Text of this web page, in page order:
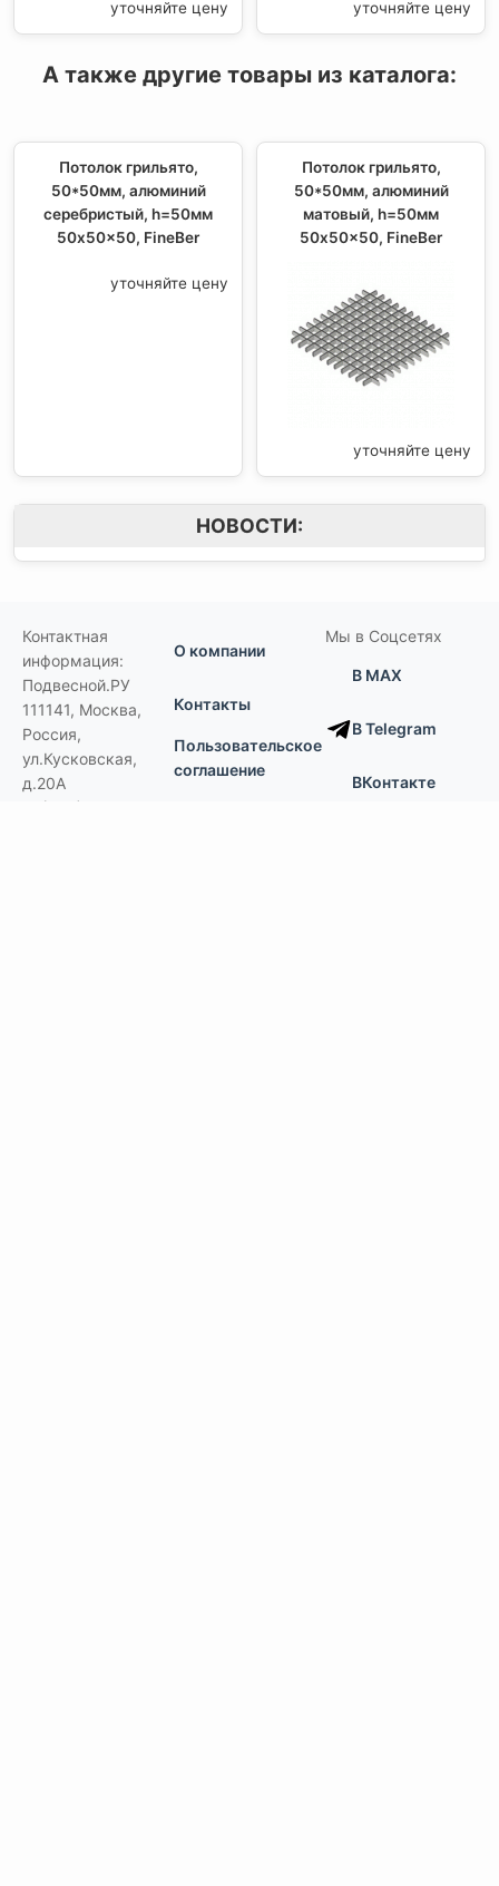
уточняйте цену уточняйте цену
А также другие товары из каталога:
Потолок грильято,
50*50мм, алюминий
серебристый, h=50мм
50x50x50, FineBer
уточняйте цену
Потолок грильято,
50*50мм, алюминий
матовый, h=50мм
50x50x50, FineBer
уточняйте цену
НОВОСТИ:
Контактная
информация:
Подвесной.РУ
111141, Москва,
Россия,
ул.Кусковская,
д.20А
+7(495)792-97-07
О компании
Контакты
Пользовательское
соглашение
Мы в Соцсетях
В MAX
В Telegram
ВКонтакте